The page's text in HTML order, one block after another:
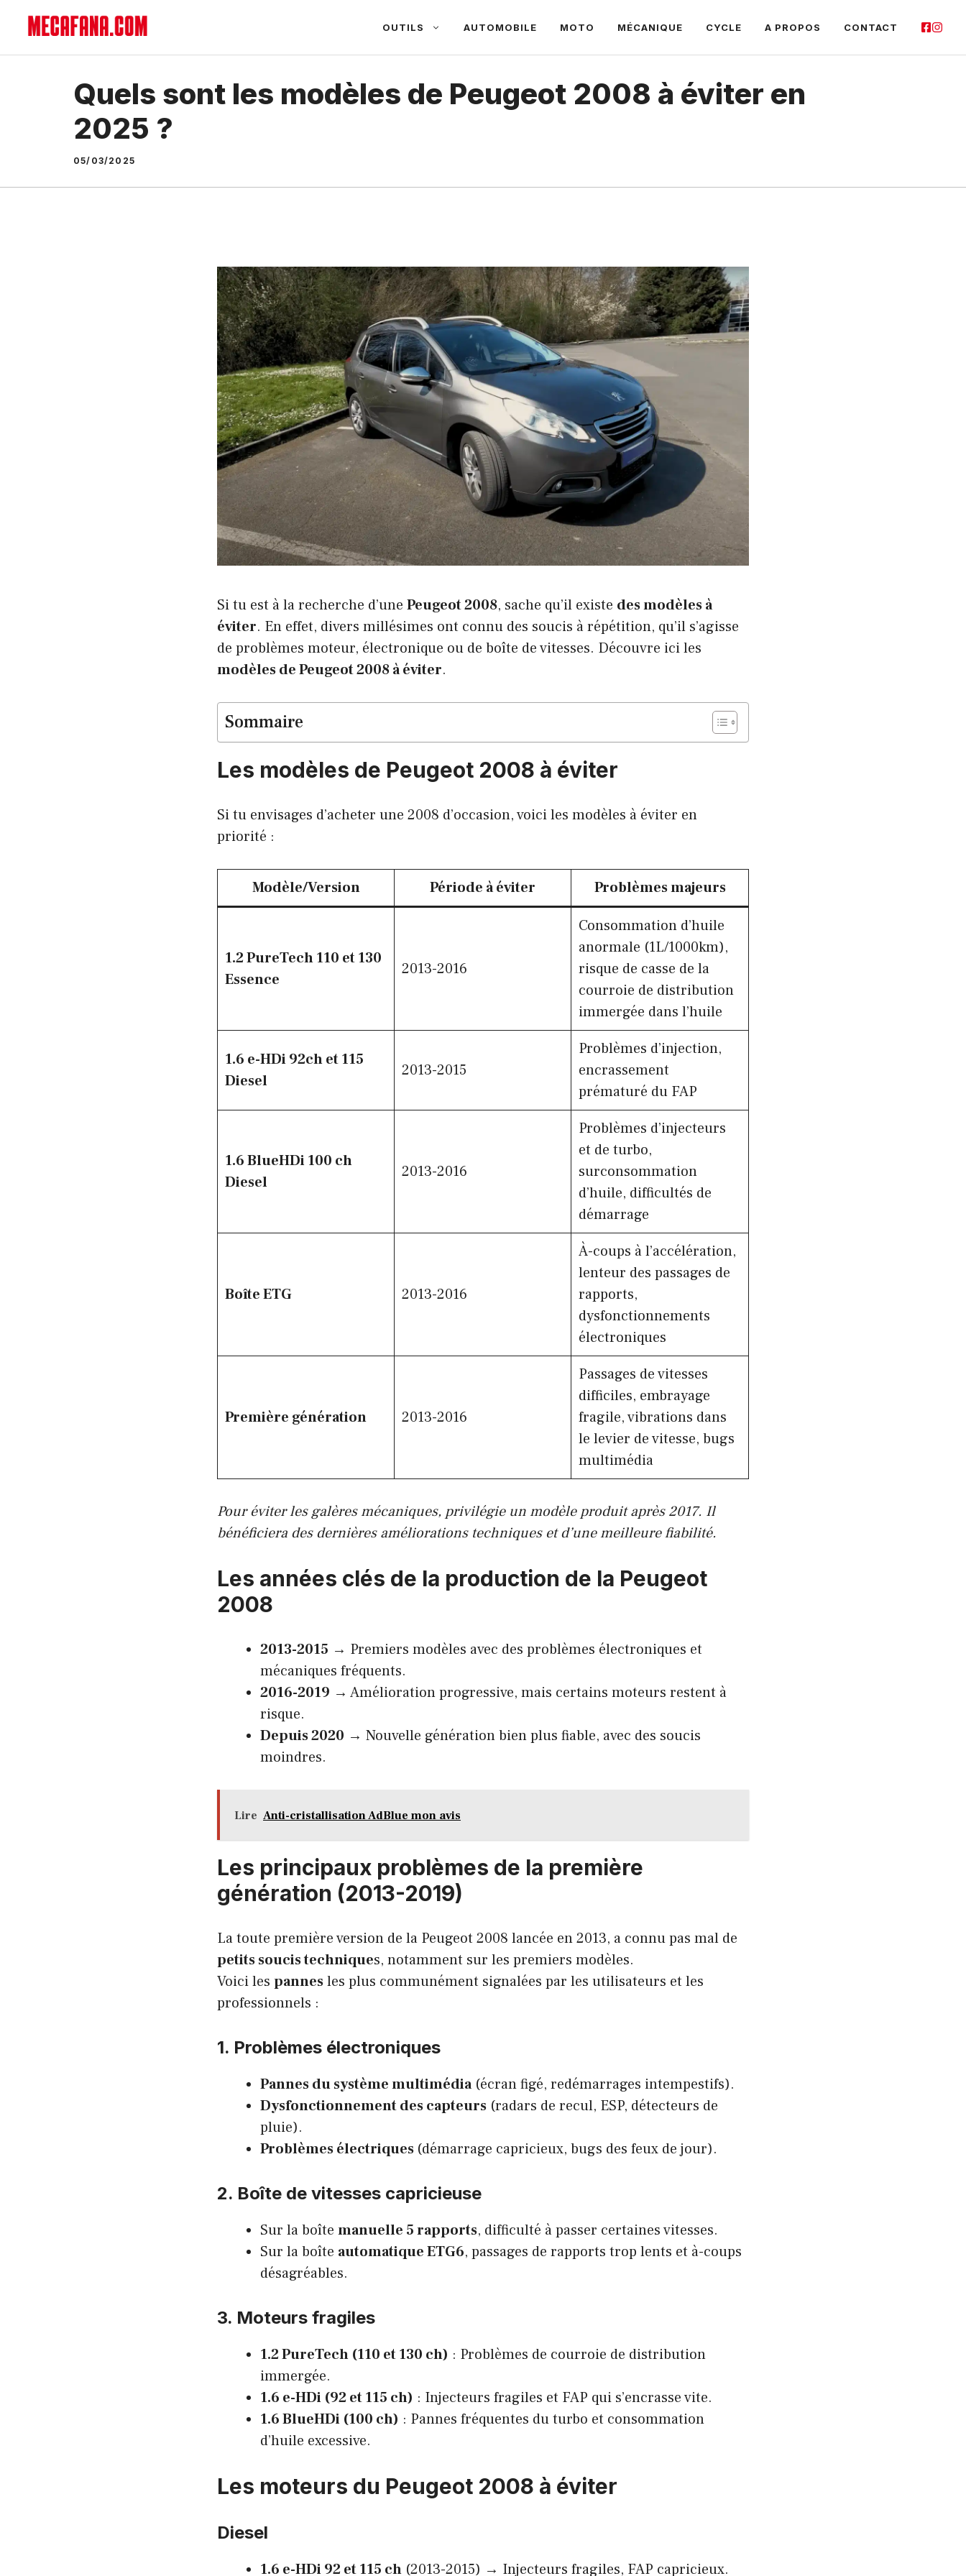
contenu
OUTILS AUTOMOBILE MOTO MÉCANIQUE CYCLE A PROPOS CONTACT
Quels sont les modèles de Peugeot 2008 à éviter en
2025 ?
05/03/2025
Si tu est à la recherche d’une Peugeot 2008, sache qu’il existe des modèles à
éviter. En effet, divers millésimes ont connu des soucis à répétition, qu’il s’agisse
de problèmes moteur, électronique ou de boîte de vitesses. Découvre ici les
modèles de Peugeot 2008 à éviter.
Sommaire
Les modèles de Peugeot 2008 à éviter
Si tu envisages d’acheter une 2008 d’occasion, voici les modèles à éviter en
priorité :
Modèle/Version Période à éviter Problèmes majeurs
1.2 PureTech 110 et 130
Essence
2013-2016
Consommation d’huile
anormale (1L/1000km),
risque de casse de la
courroie de distribution
immergée dans l’huile
1.6 e-HDi 92ch et 115
Diesel
2013-2015
Problèmes d’injection,
encrassement
prématuré du FAP
1.6 BlueHDi 100 ch
Diesel
2013-2016
Problèmes d’injecteurs
et de turbo,
surconsommation
d’huile, difficultés de
démarrage
Boîte ETG 2013-2016
À-coups à l’accélération,
lenteur des passages de
rapports,
dysfonctionnements
électroniques
Première génération 2013-2016
Passages de vitesses
difficiles, embrayage
fragile, vibrations dans
le levier de vitesse, bugs
multimédia
Pour éviter les galères mécaniques, privilégie un modèle produit après 2017. Il
bénéficiera des dernières améliorations techniques et d’une meilleure fiabilité.
Les années clés de la production de la Peugeot
2008
2013-2015 → Premiers modèles avec des problèmes électroniques et
mécaniques fréquents.
2016-2019 → Amélioration progressive, mais certains moteurs restent à
risque.
Depuis 2020 → Nouvelle génération bien plus fiable, avec des soucis
moindres.
Lire Anti-cristallisation AdBlue mon avis
Les principaux problèmes de la première
génération (2013-2019)
La toute première version de la Peugeot 2008 lancée en 2013, a connu pas mal de
petits soucis techniques, notamment sur les premiers modèles.
Voici les pannesles plus communément signalées par les utilisateurs et les
professionnels :
1. Problèmes électroniques
Pannes du système multimédia(écran figé, redémarrages intempestifs).
Dysfonctionnement des capteurs (radars de recul, ESP, détecteurs de
pluie).
Problèmes électriques (démarrage capricieux, bugs des feux de jour).
2. Boîte de vitesses capricieuse
Sur la boîte manuelle 5 rapports, difficulté à passer certaines vitesses.
Sur la boîte automatique ETG6, passages de rapports trop lents et à-coups
désagréables.
3. Moteurs fragiles
1.2 PureTech (110 et 130 ch) : Problèmes de courroie de distribution
immergée.
1.6 e-HDi (92 et 115 ch) : Injecteurs fragiles et FAP qui s’encrasse vite.
1.6 BlueHDi (100 ch) : Pannes fréquentes du turbo et consommation
d’huile excessive.
Les moteurs du Peugeot 2008 à éviter
Diesel
1.6 e-HDi 92 et 115 ch (2013-2015) → Injecteurs fragiles, FAP capricieux.